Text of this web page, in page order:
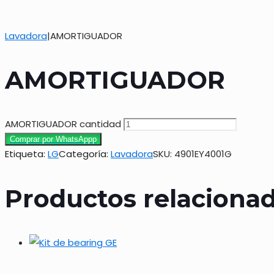
Lavadora|AMORTIGUADOR
AMORTIGUADOR
AMORTIGUADOR cantidad
Comprar por WhatsAppp
Etiqueta: LGCategoría: LavadoraSKU: 4901EY4001G
Productos